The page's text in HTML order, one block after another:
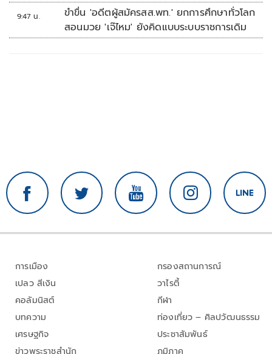
9:47 น.
ขำขื่น 'อดีตผู้สมัครสส.พท.' ยกการศึกษาทั่วโลก
สอนมวย 'เจ๊ไหม' ยังคิดแบบระบบราชการเดิม
การเมือง
เปลว สีเงิน
คอลัมนิสต์
บทความ
เศรษฐกิจ
ข่าวพระราชสำนัก
กรองสถานการณ์
วาไรตี้
กีฬา
ท่องเที่ยว – ศิลปวัฒนธรรม
ประชาสัมพันธ์
ภูมิภาค